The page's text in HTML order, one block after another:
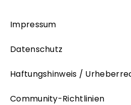
Impressum
Datenschutz
Haftungshinweis /
Community-Richtlinien